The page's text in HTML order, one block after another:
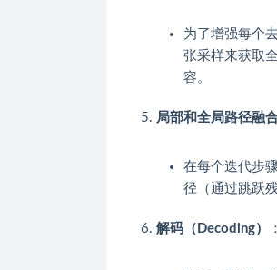
为了增强每个
张采样来获取
容。
局部和全局路径融
在每个迭代步
径（通过跳跃
解码（Decoding） ：